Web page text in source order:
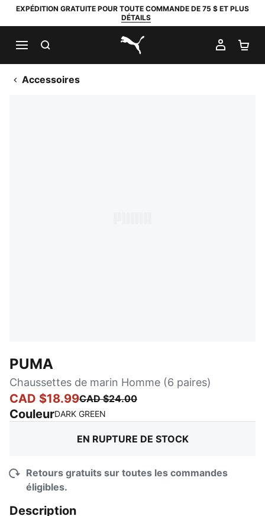
EXPÉDITION GRATUITE POUR TOUTE COMMANDE DE 75 $ ET PLUS
DÉTAILS
PUMA.com
MON
Accessoires
PUMA
Chaussettes de marin Homme (6 paires)
CAD $18.99CAD $24.00
CouleurDARK GREEN
EN RUPTURE DE STOCK
Retours gratuits sur toutes les commandes
éligibles.
Description